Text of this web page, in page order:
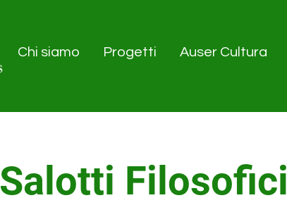
Chi siamo Progetti Auser Cultura
Salotti Filosofici